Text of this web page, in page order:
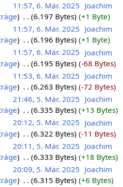
11:57, 6. Mär. 2025 Joachim
6.197 Bytes
+1 Byte
11:57, 6. Mär. 2025 Joachim
6.196 Bytes
+1 Byte
11:57, 6. Mär. 2025 Joachim
6.195 Bytes
-68 Bytes
11:53, 6. Mär. 2025 Joachim
6.263 Bytes
-72 Bytes
21:46, 5. Mär. 2025 Joachim
6.335 Bytes
+13 Bytes
20:12, 5. Mär. 2025 Joachim
6.322 Bytes
-11 Bytes
20:11, 5. Mär. 2025 Joachim
6.333 Bytes
+18 Bytes
20:09, 5. Mär. 2025 Joachim
6.315 Bytes
+6 Bytes